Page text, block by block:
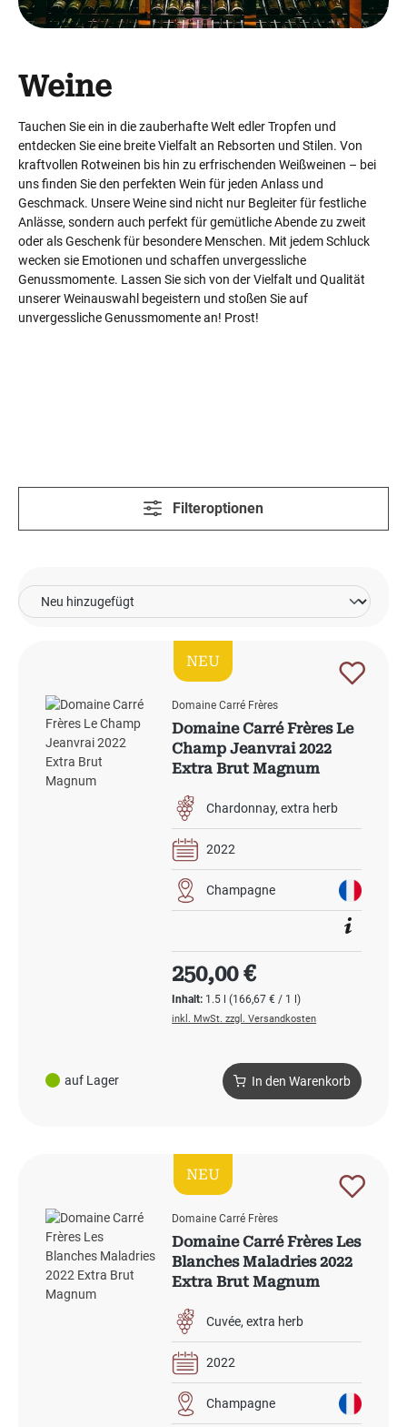
Weine
Tauchen Sie ein in die zauberhafte Welt edler Tropfen und
entdecken Sie eine breite Vielfalt an Rebsorten und Stilen. Von
kraftvollen Rotweinen bis hin zu erfrischenden Weißweinen – bei
uns finden Sie den perfekten Wein für jeden Anlass und
Geschmack. Unsere Weine sind nicht nur Begleiter für festliche
Anlässe, sondern auch perfekt für gemütliche Abende zu zweit
oder als Geschenk für besondere Menschen. Mit jedem Schluck
wecken sie Emotionen und schaffen unvergessliche
Genussmomente. Lassen Sie sich von der Vielfalt und Qualität
unserer Weinauswahl begeistern und stoßen Sie auf
unvergessliche Genussmomente an! Prost!
Filteroptionen
NEU
auf Lager
Domaine Carré Frères
Domaine Carré Frères Le
Champ Jeanvrai 2022
Extra Brut Magnum
Chardonnay extra herb
2022
Champagne
Inhalt: 1.5 l(166,67 € / 1 l)
Regulärer Preis:
250,00 €
inkl. MwSt. zzgl. Versandkosten
In den Warenkorb
NEU
Domaine Carré Frères
Domaine Carré Frères Les
Blanches Maladries 2022
Extra Brut Magnum
Cuvée extra herb
2022
Champagne